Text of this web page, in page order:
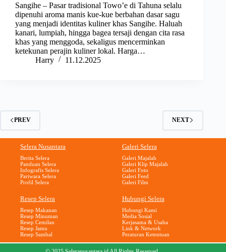
Sangihe – Pasar tradisional Towo’e di Tahuna selalu
dipenuhi aroma manis kue-kue berbahan dasar sagu
yang menjadi identitas kuliner khas Sangihe. Haluah
kanari, lumpiah, hingga bagea tersaji dengan cita rasa
khas yang menggoda, sekaligus mencerminkan
ketekunan perajin kuliner lokal. Harga…
Harry
11.12.2025
PREV NEXT
Selera Nusantara
Berita Selera
Panduan Selera
Infografis Selera
Pariwara Selera
Profil Selera
Galeri Selera
Galeri Majalah
Galeri Klip Majalah
Galeri Foto
Galeri Feed
Galeri Film
Resep Selera
Resep Makanan
Resep Minuman
Resep Cemilan
Resep Jamu
Resep Sambal
Hubungi Selera
Hubungi Kami
Media Sosial
Kerjasama & Usaha
Link & Network
Peraturan Ketentuan